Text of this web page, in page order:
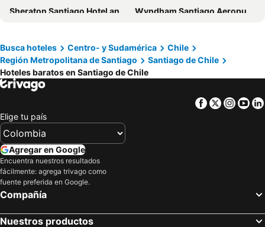
Sheraton Santiago Hotel and Convention Center
Wyndham Santiago Aeropuerto
NH Collection Plaza Santiago
Novotel Santiago Vitacura
Four Points by Sheraton Santiago
Nobile Hotel Estación Central
Radisson Blu Plaza El Bosque Santiago
hUB Providencia
Almacruz Hotel y Centro de Convenciones
Hotel Capital Bellet
Holiday Inn Express Santiago Las Condes By Ihg
Plaza El Bosque Ebro
Pullman Santiago Vitacura
Hilton Garden Inn Santiago Airport
Hotel HW Libertad
Eurotel Providencia
Hotel 198
Busca hoteles Centro- y Sudamérica
Chile
Región Metropolitana de Santiago
Santiago de Chile
Hoteles baratos en Santiago de Chile
Facebook
Twitter
Elige tu país
Agregar en Google
Encuentra nuestros resultados
fácilmente: agrega trivago como
fuente preferida en Google.
Compañía
Nuestros productos